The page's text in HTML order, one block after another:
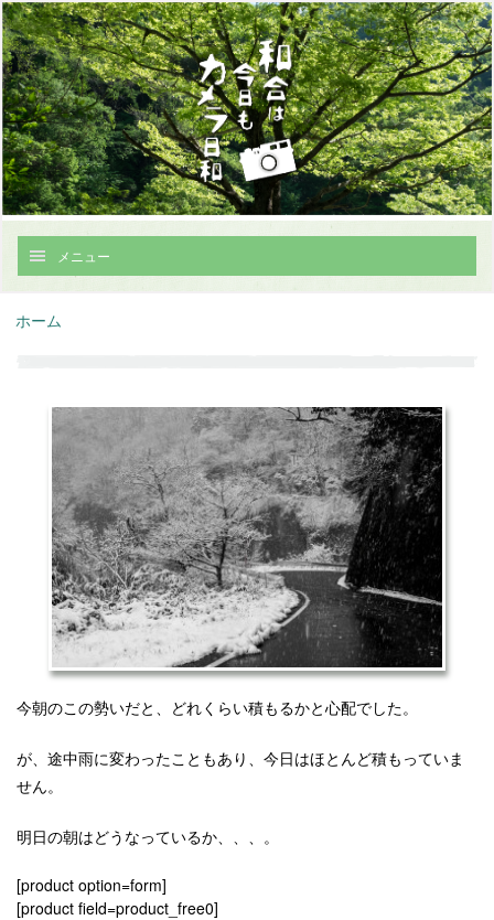
メニュー
ホーム
今朝のこの勢いだと、どれくらい積もるかと心配でした。
が、途中雨に変わったこともあり、今日はほとんど積もっていま
せん。
明日の朝はどうなっているか、、、。
[product option=form]
[product field=product_free0]